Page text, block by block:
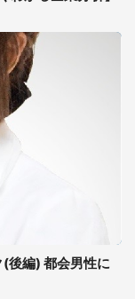
(後編) 都会男性に